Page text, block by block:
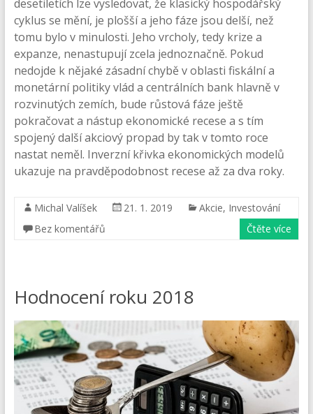
desetiletích lze vysledovat, že klasický hospodářský
cyklus se mění, je plošší a jeho fáze jsou delší, než
tomu bylo v minulosti. Jeho vrcholy, tedy krize a
expanze, nenastupují zcela jednoznačně. Pokud
nedojde k nějaké zásadní chybě v oblasti fiskální a
monetární politiky vlád a centrálních bank hlavně v
rozvinutých zemích, bude růstová fáze ještě
pokračovat a nástup ekonomické recese a s tím
spojený další akciový propad by tak v tomto roce
nastat neměl. Inverzní křivka ekonomických modelů
ukazuje na pravděpodobnost recese až za dva roky.
Michal Valíšek 21. 1. 2019 Akcie, Investování
Bez komentářů
Čtěte více
Hodnocení roku 2018